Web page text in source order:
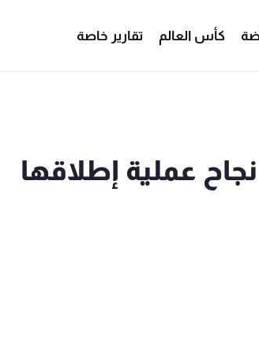
كأس العالم تقارير خاصة
عملية إطلاقها